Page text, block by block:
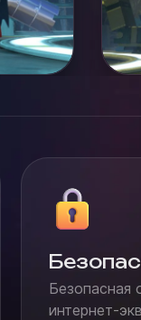
Безопасная
интернет-